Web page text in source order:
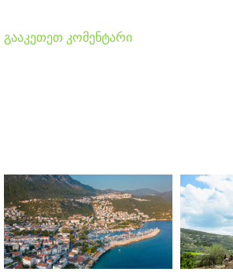
გააკეთეთ კომენტარი